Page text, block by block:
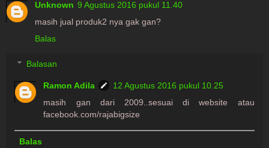
Unknown 9 Agustus 2016 pukul 11.40
masih jual produk2 nya gak gan?
Balas
Balasan
Ramon Adila
12 Agustus 2016 pukul 10.25
masih gan dari 2009..sesuai di website atau
facebook.com/rajabigsize
Balas